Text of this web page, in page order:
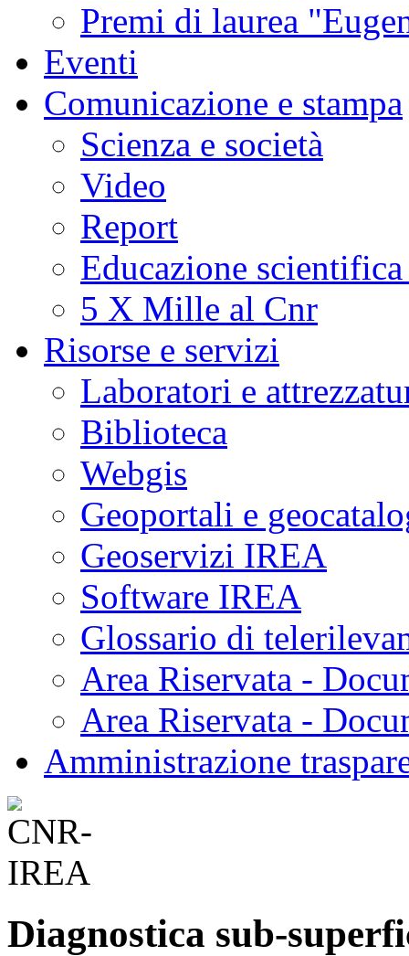
Premi di laurea
Eventi
Comunicazione e stampa
Scienza e società
Video
Report
Educazione
5 X Mille al Cnr
Risorse e servizi
Laboratori e
Biblioteca
Webgis
Geoportali e
Geoservizi IREA
Software IREA
Glossario di
Area Riservata -
Area Riservata -
Amministrazione
Diagnostica sub-